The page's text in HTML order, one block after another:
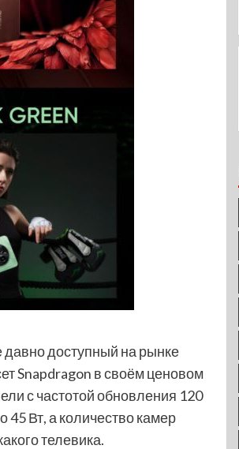
давно доступный на рынке
Snapdragon в своём ценовом
с частотой обновления 120
45 Вт, а количество камер
телевика.